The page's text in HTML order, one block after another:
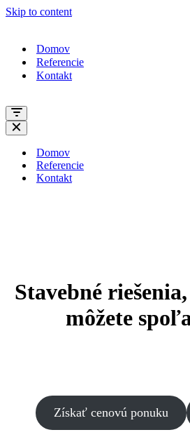
Skip to content
Domov
Referencie
Kontakt
Navigation
Menu
Navigation
MenuDomov
Referencie
Kontakt
Stavebné
môžete
Získať cenovú ponuku